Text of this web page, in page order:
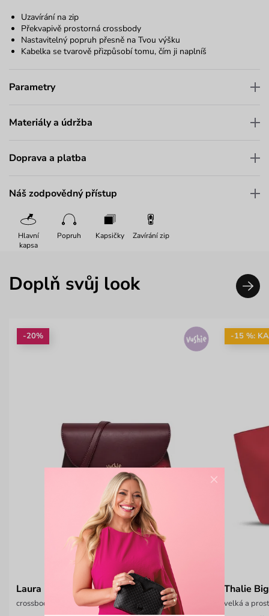
Uzavírání na zip
Překvapivě prostorná crossbody
Nastavitelný popruh přesně na Tvou výšku
Kabelka se tvarově přizpůsobí tomu, čím ji naplníš
Parametry
Materiály a údržba
Doprava a platba
Náš zodpovědný přístup
Hlavní
kapsa
Popruh Kapsičky Zavírání zip
Doplň svůj look
-20%
Laura Flap Crossbody Bag
crossbody kabelka Vushie
-15 %:
Thalie
velká a
×